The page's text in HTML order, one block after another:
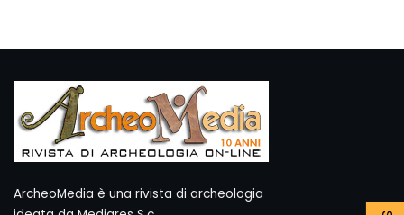
ArcheoMedia è una rivista di archeologia